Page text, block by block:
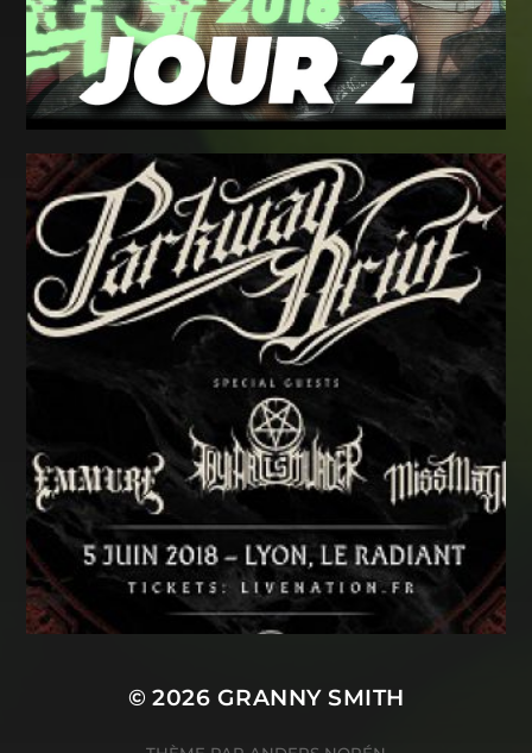
© 2026 GRANNY SMITH